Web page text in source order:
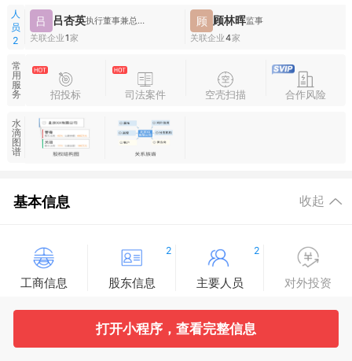
人
员
2
吕 吕杏英
执行董事兼总经理
关联企业1家
顾 顾林晖监事
关联企业4家
常
用
服
务
招投标 司法案件 空壳扫描 合作风险
水
滴
图
谱
基本信息 收起
工商信息
2
股东信息
2
主要人员 对外投资
变更记录
13
企业年报 分支机构 疑似关系
打开小程序，查看完整信息